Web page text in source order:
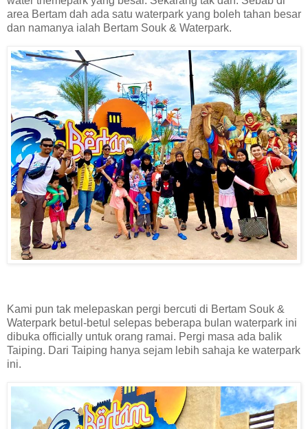
area Bertam dah ada satu waterpark yang boleh tahan besar
dan namanya ialah Bertam Souk & Waterpark.
Kami pun tak melepaskan pergi bercuti di Bertam Souk &
Waterpark betul-betul selepas beberapa bulan waterpark ini
dibuka officially untuk orang ramai. Pergi masa ada balik
Taiping. Dari Taiping hanya sejam lebih sahaja ke waterpark
ini.